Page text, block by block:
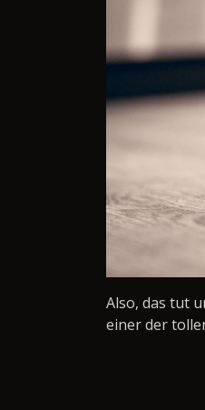
Also, das tut
einer der